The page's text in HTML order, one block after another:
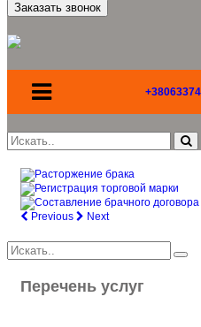
Previous Next
Перечень услуг